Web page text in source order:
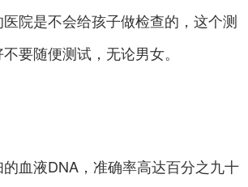
院是不会给孩子做检查的，这个测
要随便测试，无论男女。
血液DNA，准确率高达百分之九十